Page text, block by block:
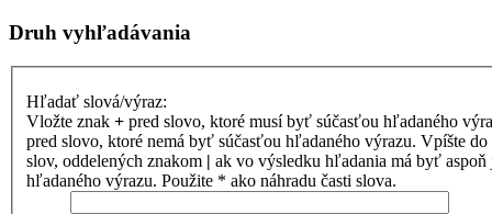
Druh vyhľadávania
Hľadať slová/výraz:
Vložte znak + pred slovo, ktoré musí byť súčasťou hľadaného
pred slovo, ktoré nemá byť súčasťou hľadaného výrazu. Vpíšte
slov, oddelených znakom | ak vo výsledku hľadania má byť aspoň
hľadaného výrazu. Použite * ako náhradu časti slova.